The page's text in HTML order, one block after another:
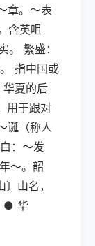
章。～表
含英咀
。 繁盛：
指中国或
夏的后
用于跟对
诞（称人
：～发
～。韶
山名，
● 华